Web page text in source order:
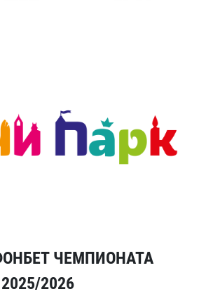
ЧЕМПИОНАТА
2026